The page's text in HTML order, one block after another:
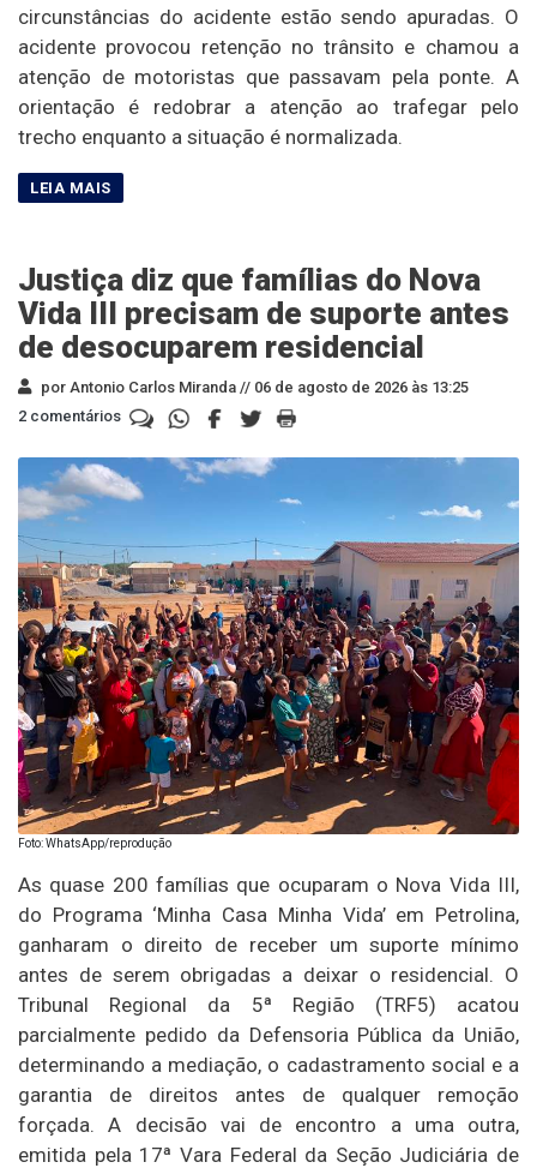
circunstâncias do acidente estão sendo apuradas. O
acidente provocou retenção no trânsito e chamou a
atenção de motoristas que passavam pela ponte. A
orientação é redobrar a atenção ao trafegar pelo
trecho enquanto a situação é normalizada.
Justiça diz que famílias do Nova
Vida III precisam de suporte antes
de desocuparem residencial
por Antonio Carlos Miranda // 06 de agosto de 2026 às 13:25
2 comentários
Foto: WhatsApp/reprodução
As quase 200 famílias que ocuparam o Nova Vida III,
do Programa ‘Minha Casa Minha Vida’ em Petrolina,
ganharam o direito de receber um suporte mínimo
antes de serem obrigadas a deixar o residencial. O
Tribunal Regional da 5ª Região (TRF5) acatou
parcialmente pedido da Defensoria Pública da União,
determinando a mediação, o cadastramento social e a
garantia de direitos antes de qualquer remoção
forçada. A decisão vai de encontro a uma outra,
emitida pela 17ª Vara Federal da Seção Judiciária de